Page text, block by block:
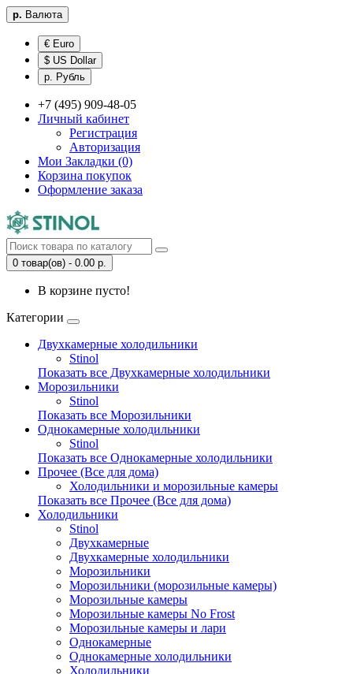
р. Валюта
€ Euro
$ US Dollar
р. Рубль
+7 (495) 909-48-05
Личный кабинет
Регистрация
Авторизация
Мои Закладки (0)
Корзина покупок
Оформление заказа
0 товар(ов) - 0.00 р.
В корзине пусто!
Категории
Двухкамерные холодильники
Stinol
Показать все Двухкамерные холодильники
Морозильники
Stinol
Показать все Морозильники
Однокамерные холодильники
Stinol
Показать все Однокамерные холодильники
Прочее (Все для дома)
Холодильники и морозильные камеры
Показать все Прочее (Все для дома)
Холодильники
Stinol
Двухкамерные
Двухкамерные холодильники
Морозильники
Морозильники (морозильные камеры)
Морозильные камеры
Морозильные камеры No Frost
Морозильные камеры и лари
Однокамерные
Однокамерные холодильники
Холодильники